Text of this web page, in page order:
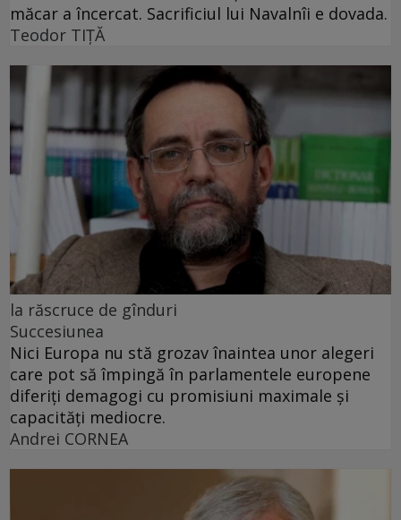
măcar a încercat. Sacrificiul lui Navalnîi e dovada.
Teodor TIŢĂ
la răscruce de gînduri
Succesiunea
Nici Europa nu stă grozav înaintea unor alegeri
care pot să împingă în parlamentele europene
diferiți demagogi cu promisiuni maximale și
capacități mediocre.
Andrei CORNEA